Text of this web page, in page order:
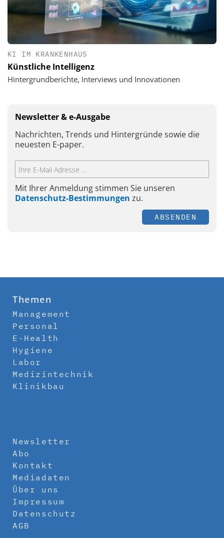
KI IM KRANKENHAUS
Künstliche Intelligenz
Hintergrundberichte, Interviews und Innovationen
Newsletter & e-Ausgabe
Nachrichten, Trends und Hintergründe sowie die
neuesten E-paper.
Mit Ihrer Anmeldung stimmen Sie unseren
Datenschutz-Bestimmungen zu.
ABSENDEN
Themen
Management
Personal
E-Health
Hygiene
Labor
Medizintechnik
Klinikbau
Newsletter
Abo
Kontakt
Mediadaten
Über uns
Impressum
Datenschutz
AGB